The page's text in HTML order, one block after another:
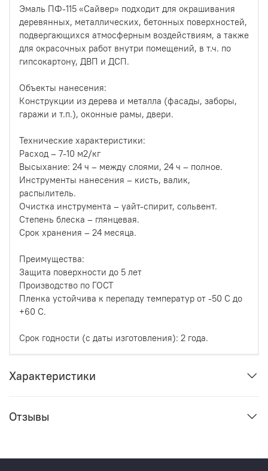
Эмаль ПФ-115 «Сайвер» подходит для окрашивания
деревянных, металлических, бетонных поверхностей,
подвергающихся атмосферным воздействиям, а также
для окрасочных работ внутри помещений, в т.ч. по
гипсокартону, ДВП и ДСП.
Объекты нанесения:
Конструкции из дерева и металла (фасады, заборы,
гаражи и т.п.), оконные рамы, двери.
Технические характеристики:
Расход – 7-10 м2/кг
Высыхание: 24 ч – между слоями, 24 ч – полное.
Инструменты нанесения – кисть, валик,
распылитель.
Очистка инструмента – уайт-спирит, сольвент.
Степень блеска – глянцевая.
Срок хранения – 24 месяца.
Преимущества:
Защита поверхности до 5 лет
Производство по ГОСТ
Пленка устойчива к перепаду температур от -50 С до
+60 С.
Срок годности (с даты изготовления): 2 года.
Характеристики
Отзывы